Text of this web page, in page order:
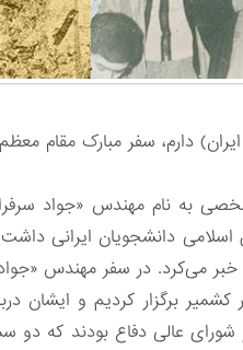
دارم، سفر مبارک مقام
به نام مهندس «جواد
اسلامی دانشجویان ایرانی
می‌کرد. در سفر مهندس «جواد
برگزار کردیم و ایشان
در شورای عالی دفاع بودند